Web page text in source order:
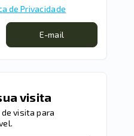
de Privacidade
E-mail
visita
visita para